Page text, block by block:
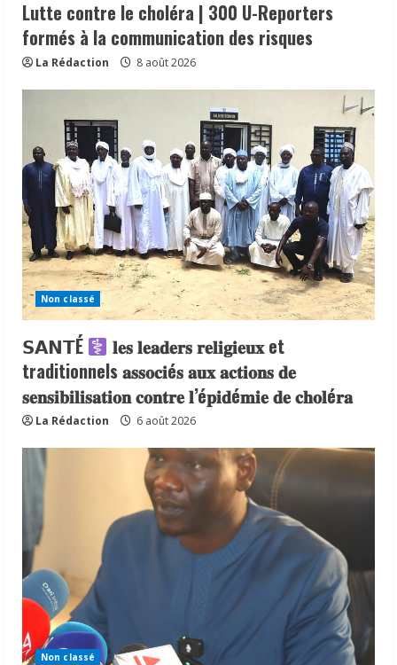
Lutte contre le choléra | 300 U-Reporters
formés à la communication des risques
La Rédaction 8 août 2026
Non classé
𝗦𝗔𝗡𝗧É
𝐥𝐞𝐬 𝐥𝐞𝐚𝐝𝐞𝐫𝐬 𝐫𝐞𝐥𝐢𝐠𝐢𝐞𝐮𝐱 et
traditionnels 𝐚𝐬𝐬𝐨𝐜𝐢é𝐬 𝐚𝐮𝐱 𝐚𝐜𝐭𝐢𝐨𝐧𝐬 𝐝𝐞
𝐬𝐞𝐧𝐬𝐢𝐛𝐢𝐥𝐢𝐬𝐚𝐭𝐢𝐨𝐧 𝐜𝐨𝐧𝐭𝐫𝐞 𝐥’é𝐩𝐢𝐝é𝐦𝐢𝐞 𝐝𝐞 𝐜𝐡𝐨𝐥é𝐫𝐚
La Rédaction 6 août 2026
Non classé